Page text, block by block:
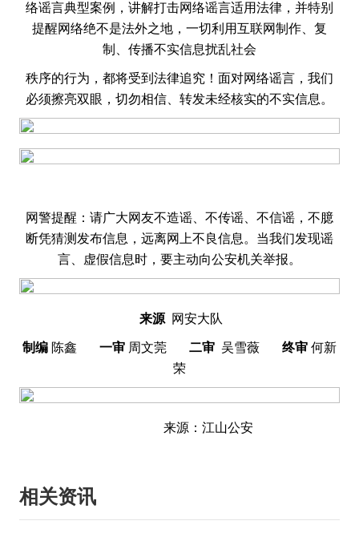
络谣言典型案例，讲解打击网络谣言适用法律，并特别
提醒网络绝不是法外之地，一切利用互联网制作、复
制、传播不实信息扰乱社会
秩序的行为，都将受到法律追究！面对网络谣言，我们
必须擦亮双眼，切勿相信、转发未经核实的不实信息。
网警提醒：请广大网友不造谣、不传谣、不信谣，不臆
断凭猜测发布信息，远离网上不良信息。当我们发现谣
言、虚假信息时，要主动向公安机关举报。
来源网安大队
制编 陈鑫 一审 周文莞 二审 吴雪薇 终审 何新
荣
来源：江山公安
相关资讯